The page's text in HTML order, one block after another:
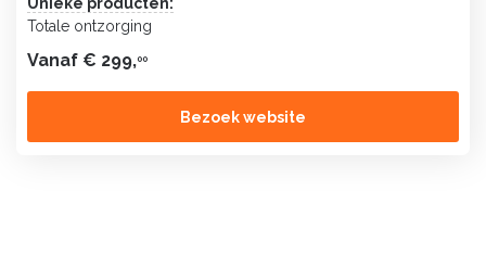
Totale ontzorging
Vanaf € 299,00
Bezoek website